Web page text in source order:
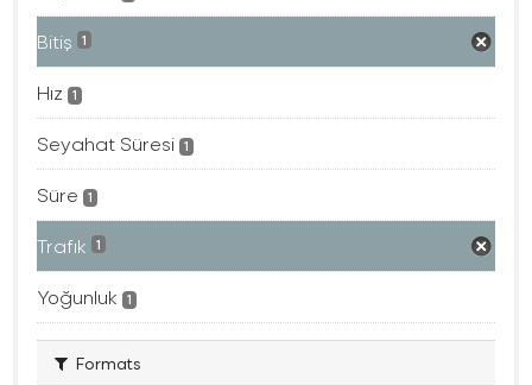
Bitiş 1
Hız 1
Seyahat Süresi 1
Süre 1
Trafık 1
Yoğunluk 1
Formats